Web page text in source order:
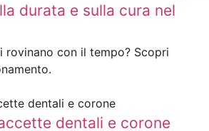
durata e sulla cura nel
rovinano con il tempo? Scopri
dentali e corone